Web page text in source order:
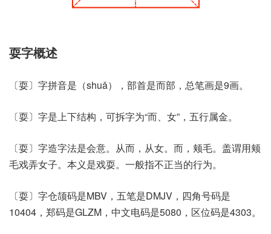
耍字概述
〔耍〕字拼音是（shuǎ），部首是而部，总笔画是9画。
〔耍〕字是上下结构，可拆字为“而、女”，五行属金。
〔耍〕字造字法是会意。从而，从女。而，颊毛。盖谓用颊
毛戏弄女子。本义是戏耍。一般指不正当的行为。
〔耍〕字仓颉码是MBV，五笔是DMJV，四角号码是
10404，郑码是GLZM，中文电码是5080，区位码是4303。